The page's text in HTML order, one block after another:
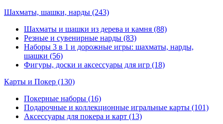
Шахматы, шашки, нарды (243)
Шахматы и шашки из дерева и камня (88)
Резные и сувенирные нарды (83)
Наборы 3 в 1 и дорожные игры: шахматы, нарды,
шашки (56)
Фигуры, доски и аксессуары для игр (18)
Карты и Покер (130)
Покерные наборы (16)
Подарочные и коллекционные игральные карты (101)
Аксессуары для покера и карт (13)